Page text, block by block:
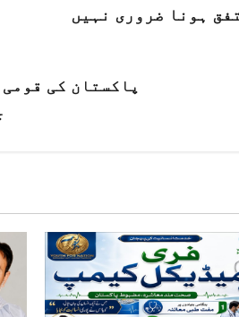
ہونا ضروری نہیں
پاکستان کی